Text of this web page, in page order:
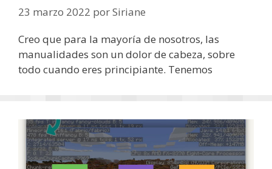
23 marzo 2022 porSiriane
Creo que para la mayoría de nosotros, las
manualidades son un dolor de cabeza, sobre
todo cuando eres principiante. Tenemos